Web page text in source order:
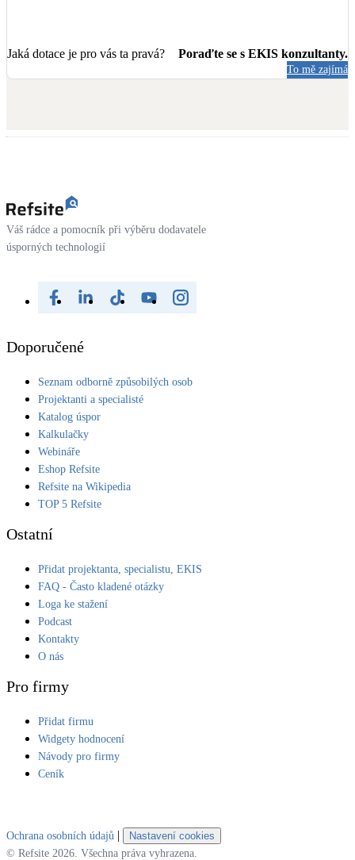
Jaká dotace je pro vás ta pravá? Poraďte se s EKIS konzultanty.
To mě zajímá
Váš rádce a pomocník při výběru dodavatele
úsporných technologií
Doporučené
Seznam odborně způsobilých osob
Projektanti a specialisté
Katalog úspor
Kalkulačky
Webináře
Eshop Refsite
Refsite na Wikipedia
TOP 5 Refsite
Ostatní
Přidat projektanta, specialistu, EKIS
FAQ - Často kladené otázky
Loga ke stažení
Podcast
Kontakty
O nás
Pro firmy
Přidat firmu
Widgety hodnocení
Návody pro firmy
Ceník
Ochrana osobních údajů |
Nastavení cookies
© Refsite 2026. Všechna práva vyhrazena.